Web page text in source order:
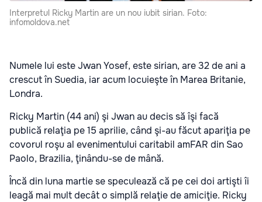
Interpretul Ricky Martin are un nou iubit sirian. Foto:
infomoldova.net
Numele lui este Jwan Yosef, este sirian, are 32 de ani a
crescut în Suedia, iar acum locuieşte în Marea Britanie,
Londra.
Ricky Martin (44 ani) şi Jwan au decis să îşi facă
publică relaţia pe 15 aprilie, când şi-au făcut apariţia pe
covorul roşu al evenimentului caritabil amFAR din Sao
Paolo, Brazilia, ţinându-se de mână.
Încă din luna martie se speculează că pe cei doi artişti îi
leagă mai mult decât o simplă relaţie de amiciţie. Ricky